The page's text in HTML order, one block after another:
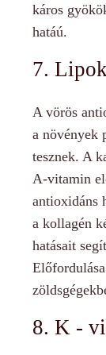
káros
hatáú.
7.
A vörös
a növények
tesznek. A
A-vitamin
antioxidáns
a kollagén
hatásait
8. K -